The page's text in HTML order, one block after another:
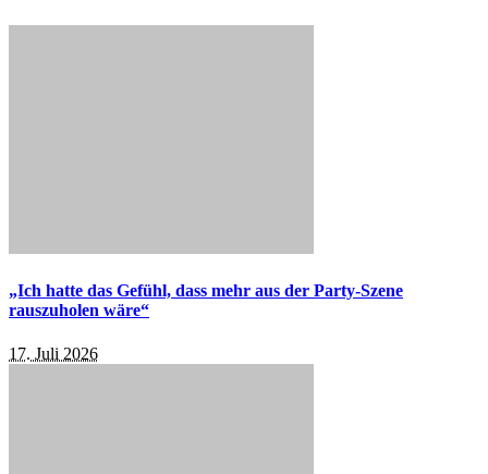
„Ich hatte das Gefühl, dass mehr aus der Party-Szene
rauszuholen wäre“
17. Juli 2026